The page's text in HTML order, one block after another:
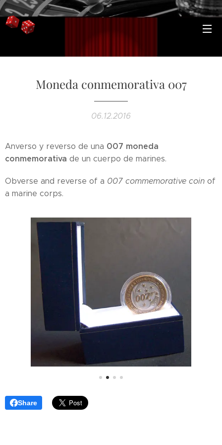
Moneda conmemorativa 007
06.12.2016
Anverso y reverso de una 007 moneda
conmemorativa de un cuerpo de marines.
Obverse and reverse of a 007 commemorative coin of
a marine corps.
Share